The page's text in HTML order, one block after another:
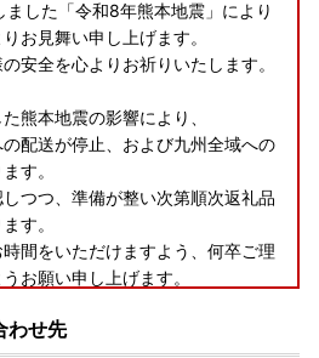
した「令和8年熊本地震」により
お見舞い申し上げます。
安全を心よりお祈りいたします。
熊本地震の影響により、
配送が停止、および九州全域への
す。
つつ、準備が整い次第順次返礼品
す。
間をいただけますよう、何卒ご理
お願い申し上げます。
わせ先